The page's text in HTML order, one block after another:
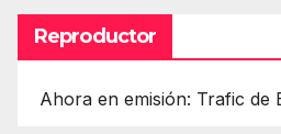
Reproductor
Ahora en emisión: Trafic de